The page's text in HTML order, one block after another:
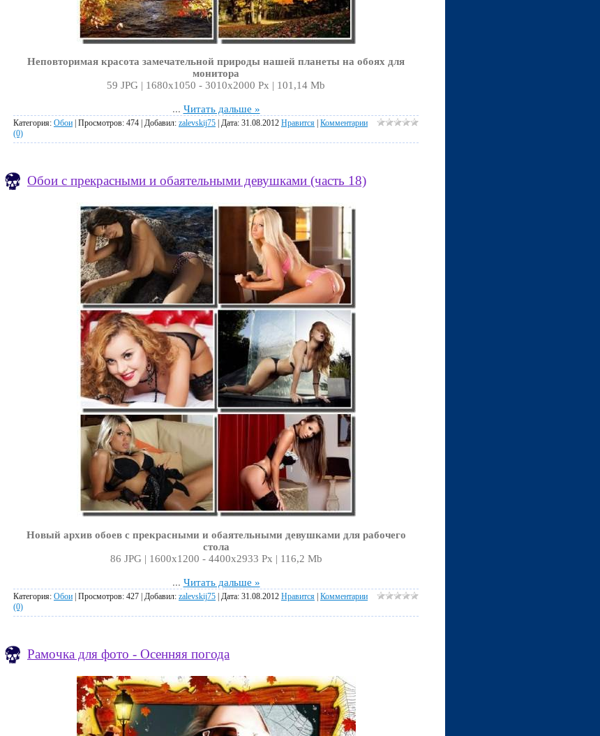
Неповторимая красота замечательной природы нашей планеты на обоях для
монитора
59 JPG | 1680х1050 - 3010х2000 Px | 101,14 Mb
... Читать дальше »
Категория: Обои | Просмотров: 474 | Добавил: zalevskij75 | Дата: 31.08.2012 Нравится | Комментарии
(0)
Обои с прекрасными и обаятельными девушками (часть 18)
Новый архив обоев с прекрасными и обаятельными девушками для рабочего
стола
86 JPG | 1600х1200 - 4400х2933 Px | 116,2 Mb
... Читать дальше »
Категория: Обои | Просмотров: 427 | Добавил: zalevskij75 | Дата: 31.08.2012 Нравится | Комментарии
(0)
Рамочка для фото - Осенняя погода